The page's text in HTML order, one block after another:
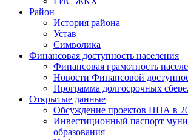
Район
История района
Устав
Символика
Финансовая доступность населения
Финансовая грамотность
Новости Финансовой
Программа долгосрочных
Открытые данные
Обсуждение проектов НПА в
Инвестиционный паспорт
образования